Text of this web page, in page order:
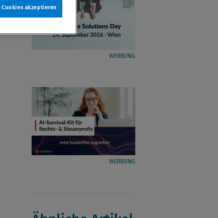
WERBUNG
WERBUNG
Cookies akzeptieren